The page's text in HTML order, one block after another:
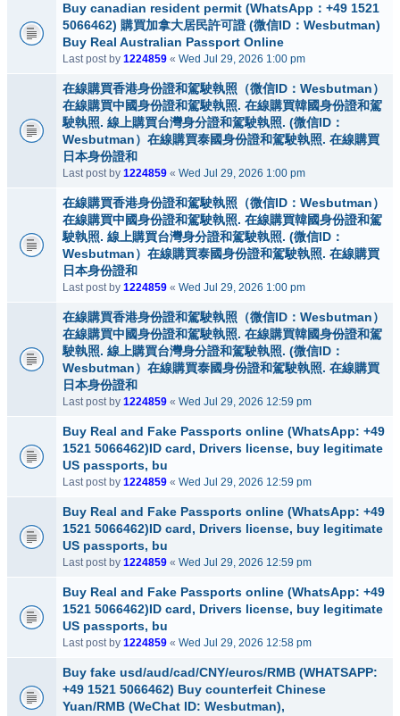
Buy canadian resident permit (WhatsApp：+49 1521
5066462) 購買加拿大居民許可證 (微信ID：Wesbutman)
Buy Real Australian Passport Online
Last post by 1224859 « Wed Jul 29, 2026 1:00 pm
在線購買香港身份證和駕駛執照（微信ID：Wesbutman）
在線購買中國身份證和駕駛執照. 在線購買韓國身份證和駕
駛執照. 線上購買台灣身分證和駕駛執照. (微信ID：
Wesbutman）在線購買泰國身份證和駕駛執照. 在線購買
日本身份證和
Last post by 1224859 « Wed Jul 29, 2026 1:00 pm
在線購買香港身份證和駕駛執照（微信ID：Wesbutman）
在線購買中國身份證和駕駛執照. 在線購買韓國身份證和駕
駛執照. 線上購買台灣身分證和駕駛執照. (微信ID：
Wesbutman）在線購買泰國身份證和駕駛執照. 在線購買
日本身份證和
Last post by 1224859 « Wed Jul 29, 2026 1:00 pm
在線購買香港身份證和駕駛執照（微信ID：Wesbutman）
在線購買中國身份證和駕駛執照. 在線購買韓國身份證和駕
駛執照. 線上購買台灣身分證和駕駛執照. (微信ID：
Wesbutman）在線購買泰國身份證和駕駛執照. 在線購買
日本身份證和
Last post by 1224859 « Wed Jul 29, 2026 12:59 pm
Buy Real and Fake Passports online (WhatsApp: +49
1521 5066462)ID card, Drivers license, buy legitimate
US passports, bu
Last post by 1224859 « Wed Jul 29, 2026 12:59 pm
Buy Real and Fake Passports online (WhatsApp: +49
1521 5066462)ID card, Drivers license, buy legitimate
US passports, bu
Last post by 1224859 « Wed Jul 29, 2026 12:59 pm
Buy Real and Fake Passports online (WhatsApp: +49
1521 5066462)ID card, Drivers license, buy legitimate
US passports, bu
Last post by 1224859 « Wed Jul 29, 2026 12:58 pm
Buy fake usd/aud/cad/CNY/euros/RMB (WHATSAPP:
+49 1521 5066462) Buy counterfeit Chinese
Yuan/RMB (WeChat ID: Wesbutman),